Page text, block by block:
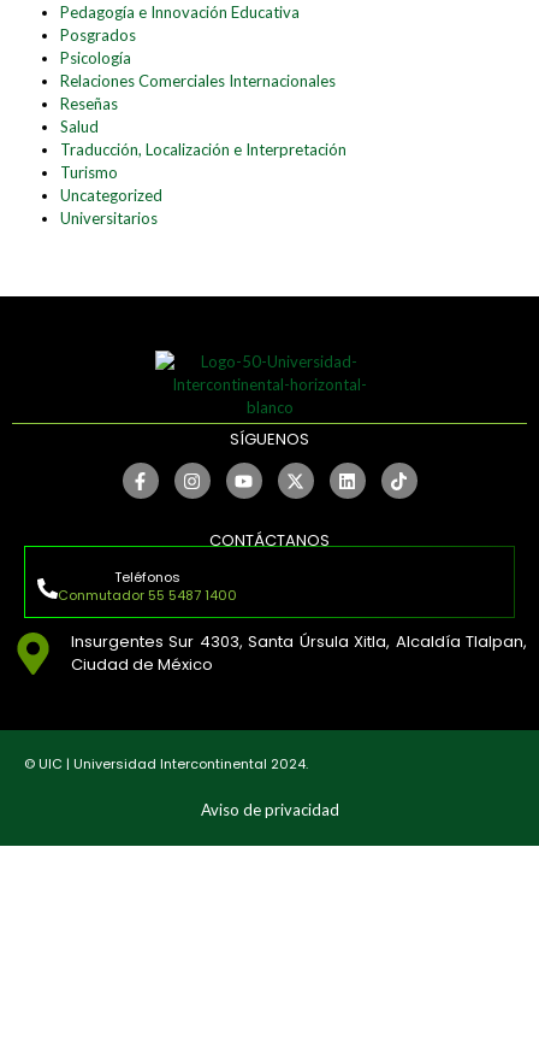
Pedagogía e Innovación Educativa
Posgrados
Psicología
Relaciones Comerciales Internacionales
Reseñas
Salud
Traducción, Localización e Interpretación
Turismo
Uncategorized
Universitarios
SÍGUENOS
CONTÁCTANOS
Teléfonos
Conmutador 55 5487 1400
Insurgentes Sur 4303, Santa Úrsula Xitla, Alcaldía Tlalpan,
Ciudad de México
© UIC | Universidad Intercontinental 2024.
Aviso de privacidad